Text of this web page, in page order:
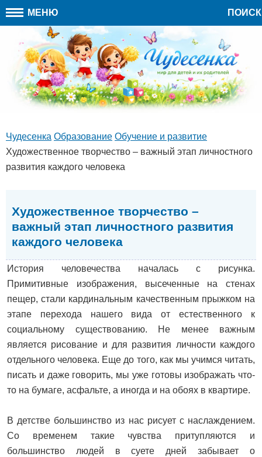
МЕНЮ ПОИСК
Чудесенка Образование Обучение и развитие
Художественное творчество – важный этап личностного
развития каждого человека
Художественное творчество –
важный этап личностного развития
каждого человека
История человечества началась с рисунка.
Примитивные изображения, высеченные на стенах
пещер, стали кардинальным качественным прыжком на
этапе перехода нашего вида от естественного к
социальному существованию. Не менее важным
является рисование и для развития личности каждого
отдельного человека. Еще до того, как мы учимся читать,
писать и даже говорить, мы уже готовы изображать что-
то на бумаге, асфальте, а иногда и на обоях в квартире.
В детстве большинство из нас рисует с наслаждением.
Со временем такие чувства притупляются и
большинство людей в суете дней забывает о